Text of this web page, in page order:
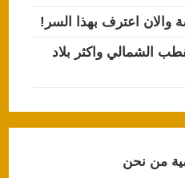
الشمالي واكثر بلاد
من نحن